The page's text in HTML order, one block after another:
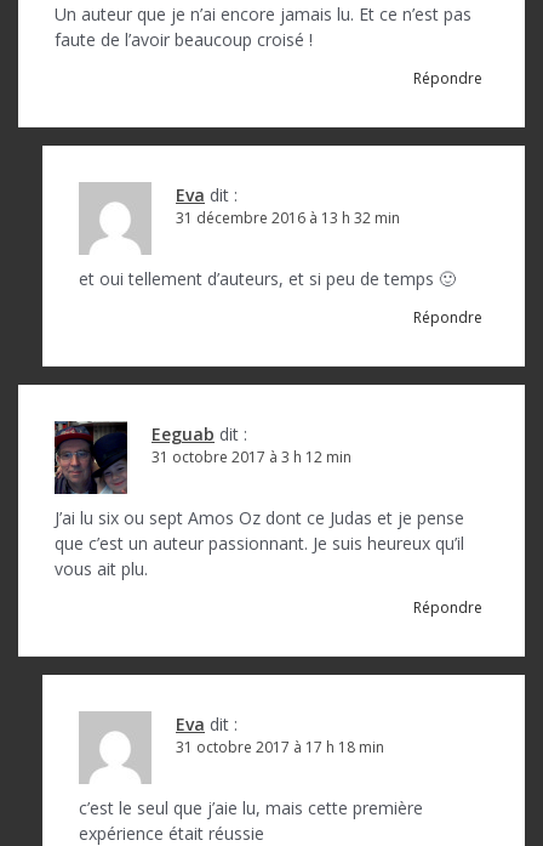
Un auteur que je n’ai encore jamais lu. Et ce n’est pas
faute de l’avoir beaucoup croisé !
Répondre
Eva dit :
31 décembre 2016 à 13 h 32 min
et oui tellement d’auteurs, et si peu de temps 🙂
Répondre
Eeguab dit :
31 octobre 2017 à 3 h 12 min
J’ai lu six ou sept Amos Oz dont ce Judas et je pense
que c’est un auteur passionnant. Je suis heureux qu’il
vous ait plu.
Répondre
Eva dit :
31 octobre 2017 à 17 h 18 min
c’est le seul que j’aie lu, mais cette première
expérience était réussie